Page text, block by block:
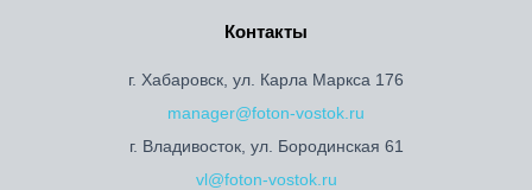
Контакты
г. Хабаровск, ул. Карла Маркса 176
manager@foton-vostok.ru
г. Владивосток, ул. Бородинская 61
vl@foton-vostok.ru